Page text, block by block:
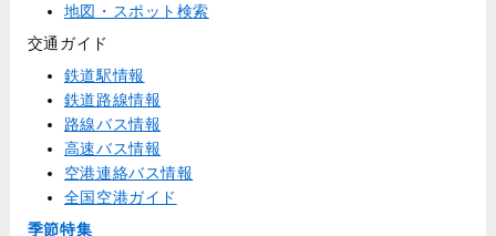
地図・スポット検索
交通ガイド
鉄道駅情報
鉄道路線情報
路線バス情報
高速バス情報
空港連絡バス情報
全国空港ガイド
季節特集